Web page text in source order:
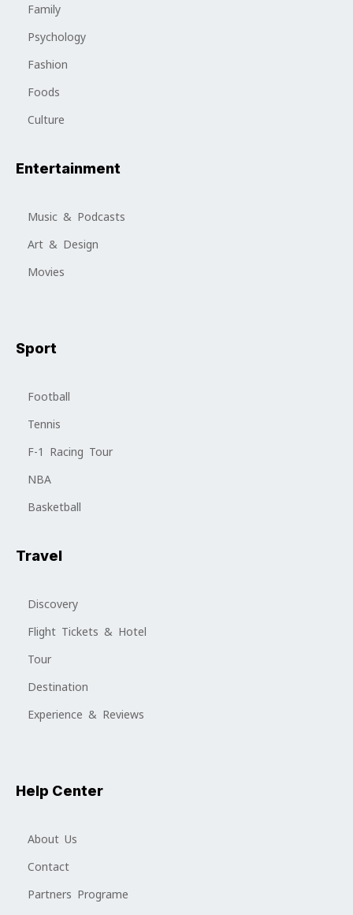
Family
Psychology
Fashion
Foods
Culture
Entertainment
Music & Podcasts
Art & Design
Movies
Sport
Football
Tennis
F-1 Racing Tour
NBA
Basketball
Travel
Discovery
Flight Tickets & Hotel
Tour
Destination
Experience & Reviews
Help Center
About Us
Contact
Partners Programe